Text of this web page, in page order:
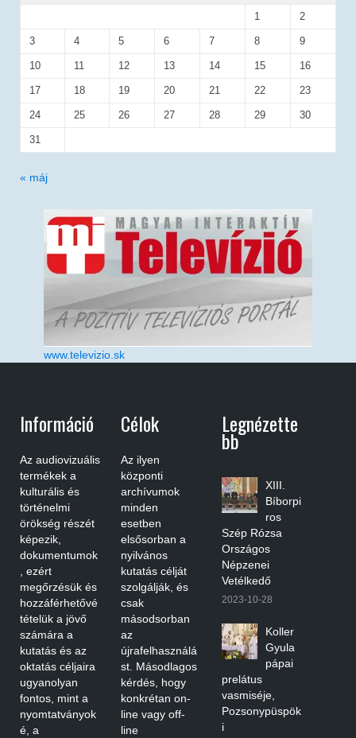
1 2
3 4 5 6 7 8 9
10 11 12 13 14 15 16
17 18 19 20 21 22 23
24 25 26 27 28 29 30
31
« máj
www.televizio.sk
Információ
Az audiovizuális
termékek a
kulturális és
történelmi
örökség részét
képezik,
dokumentumok
, ezért
megőrzésük és
hozzáférhetővé
tételük a jövő
számára a
kutatás és az
oktatás céljaira
ugyanolyan
fontos, mint a
nyomtatványok
é, a
Célok
Az ilyen
központi
archívumok
minden
esetben
elsősorban a
nyilvános
kutatás célját
szolgálják, és
csak
másodsorban
az
újrafelhasználá
st. Másodlagos
kérdés, hogy
konkrétan on-
line vagy off-
line
Legnézette
Bb
XIII.
Bíborpi
ros
Szép Rózsa
Országos
Népzenei
Vetélkedő
2023-10-28
Koller
Gyula
pápai
prelátus
vasmiséje,
Pozsonypüspök
i